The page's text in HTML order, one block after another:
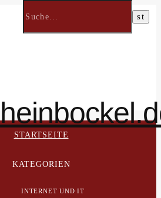
STARTSEITE
KATEGORIEN
INTERNET UND IT